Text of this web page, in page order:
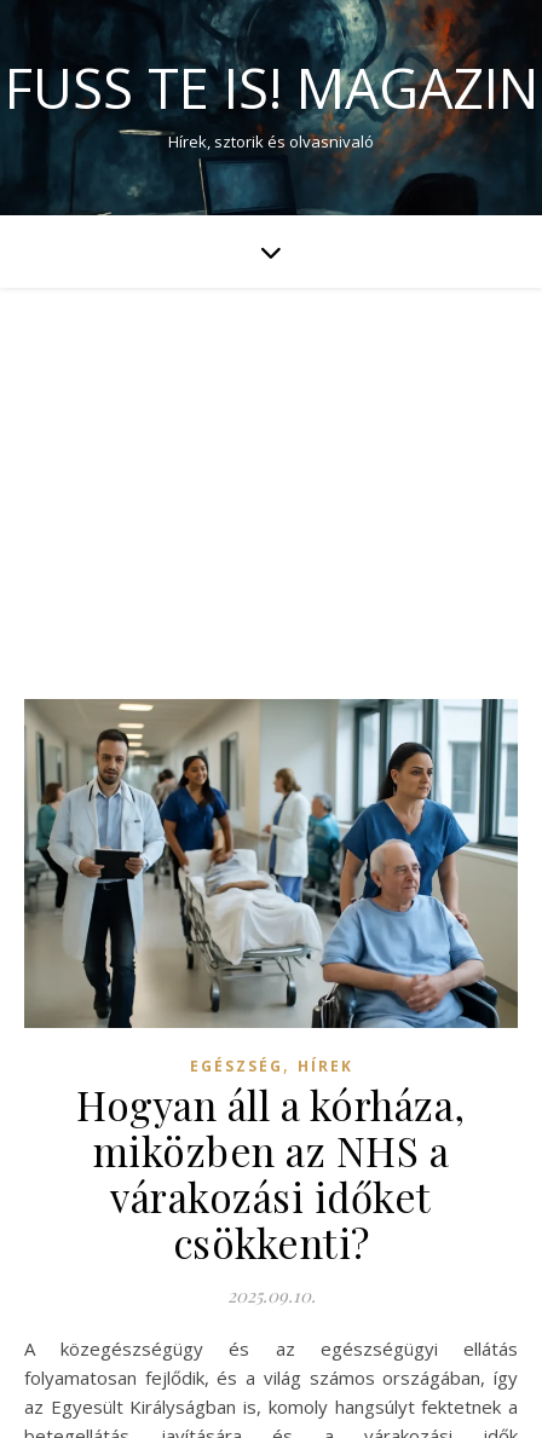
FUSS TE IS! MAGAZIN
Hírek, sztorik és olvasnivaló
EGÉSZSÉG , HÍREK
Hogyan áll a kórháza,
miközben az NHS a
várakozási időket
csökkenti?
2025.09.10.
A közegészségügy és az egészségügyi ellátás
folyamatosan fejlődik, és a világ számos országában, így
az Egyesült Királyságban is, komoly hangsúlyt fektetnek a